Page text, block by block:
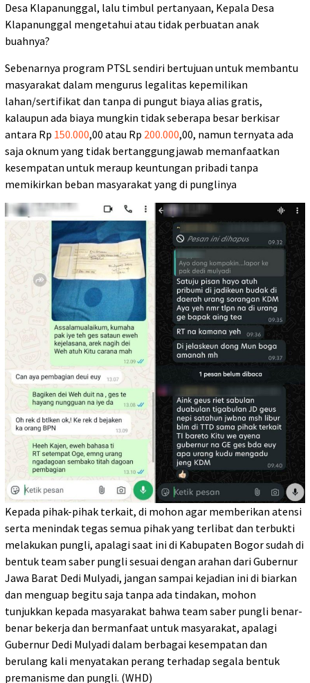
Desa Klapanunggal, lalu timbul pertanyaan, Kepala Desa
Klapanunggal mengetahui atau tidak perbuatan anak
buahnya?
Sebenarnya program PTSL sendiri bertujuan untuk membantu
masyarakat dalam mengurus legalitas kepemilikan
lahan/sertifikat dan tanpa di pungut biaya alias gratis,
kalaupun ada biaya mungkin tidak seberapa besar berkisar
antara Rp 150.000,00 atau Rp 200.000,00, namun ternyata ada
saja oknum yang tidak bertanggungjawab memanfaatkan
kesempatan untuk meraup keuntungan pribadi tanpa
memikirkan beban masyarakat yang di punglinya
Kepada pihak-pihak terkait, di mohon agar memberikan atensi
serta menindak tegas semua pihak yang terlibat dan terbukti
melakukan pungli, apalagi saat ini di Kabupaten Bogor sudah di
bentuk team saber pungli sesuai dengan arahan dari Gubernur
Jawa Barat Dedi Mulyadi, jangan sampai kejadian ini di biarkan
dan menguap begitu saja tanpa ada tindakan, mohon
tunjukkan kepada masyarakat bahwa team saber pungli benar-
benar bekerja dan bermanfaat untuk masyarakat, apalagi
Gubernur Dedi Mulyadi dalam berbagai kesempatan dan
berulang kali menyatakan perang terhadap segala bentuk
premanisme dan pungli. (WHD)